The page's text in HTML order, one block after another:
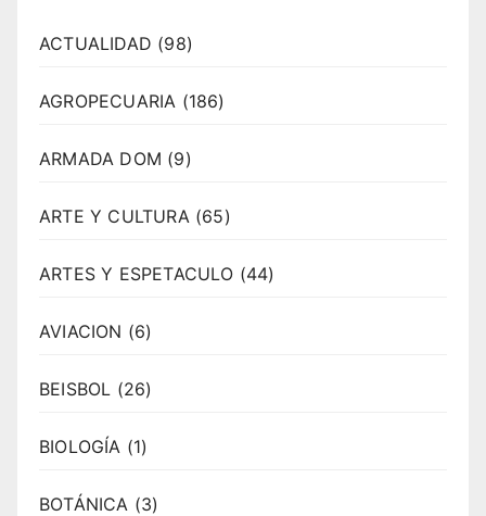
ACTUALIDAD (98)
AGROPECUARIA (186)
ARMADA DOM (9)
ARTE Y CULTURA (65)
ARTES Y ESPETACULO (44)
AVIACION (6)
BEISBOL (26)
BIOLOGÍA (1)
BOTÁNICA (3)